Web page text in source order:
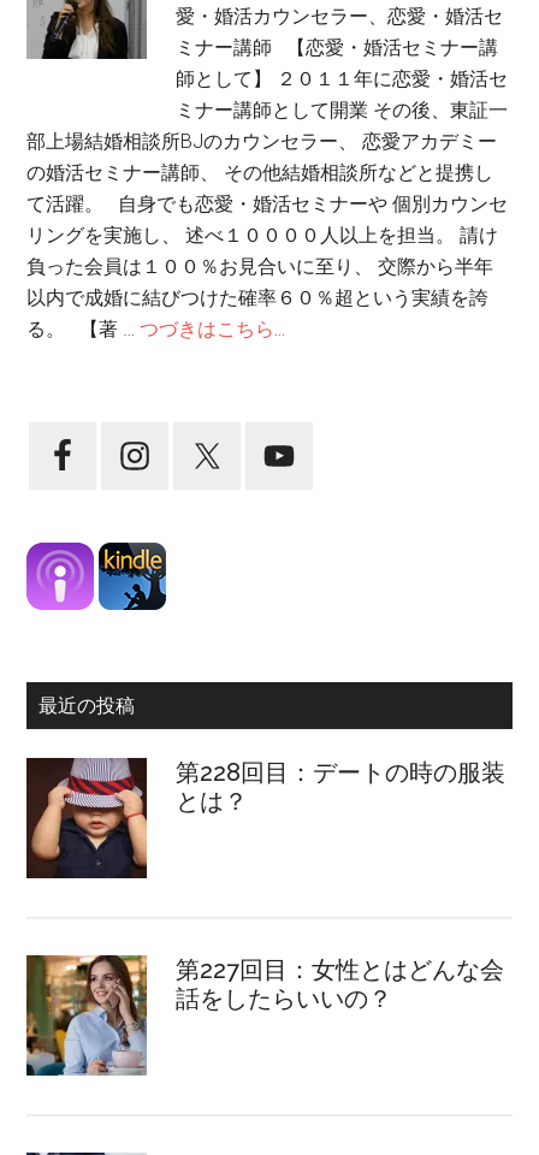
愛・婚活カウンセラー、恋愛・婚活セ
ミナー講師 【恋愛・婚活セミナー講
師として】 ２０１１年に恋愛・婚活セ
ミナー講師として開業 その後、東証一
部上場結婚相談所BJのカウンセラー、 恋愛アカデミー
の婚活セミナー講師、 その他結婚相談所などと提携し
て活躍。 自身でも恋愛・婚活セミナーや 個別カウンセ
リングを実施し、 述べ１００００人以上を担当。 請け
負った会員は１００％お見合いに至り、 交際から半年
以内で成婚に結びつけた確率６０％超という実績を誇
る。 【著 …つづきはこちら...
最近の投稿
第228回目：デートの時の服装
とは？
第227回目：女性とはどんな会
話をしたらいいの？